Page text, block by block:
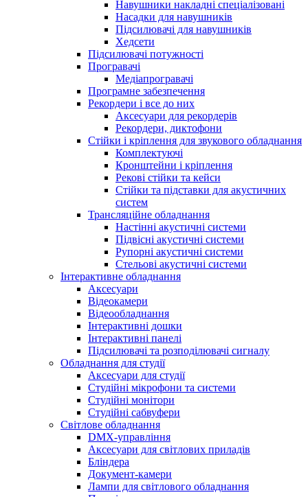
Навушники накладні спеціалізовані
Насадки для навушників
Підсилювачі для навушників
Хедсети
Підсилювачі потужності
Програвачі
Медіапрогравачі
Програмне забезпечення
Рекордери і все до них
Аксесуари для рекордерів
Рекордери, диктофони
Стійки і кріплення для звукового обладнання
Комплектуючі
Кронштейни і кріплення
Рекові стійки та кейси
Стійки та підставки для акустичних
систем
Трансляційне обладнання
Настінні акустичні системи
Підвісні акустичні системи
Рупорні акустичні системи
Стельові акустичні системи
Інтерактивне обладнання
Аксесуари
Відеокамери
Відеообладнання
Інтерактивні дошки
Інтерактивні панелі
Підсилювачі та розподілювачі сигналу
Обладнання для студії
Аксесуари для студії
Студійні мікрофони та системи
Студійні монітори
Студійні сабвуфери
Світлове обладнання
DMX-управління
Аксесуари для світлових приладів
Бліндера
Документ-камери
Лампи для світлового обладнання